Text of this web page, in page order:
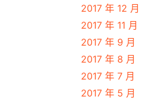
2017 年 12 月
2017 年 11 月
2017 年 9 月
2017 年 8 月
2017 年 7 月
2017 年 5 月